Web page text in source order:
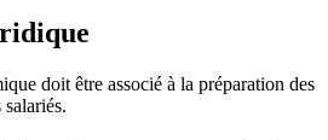
doit être associé à la préparation des